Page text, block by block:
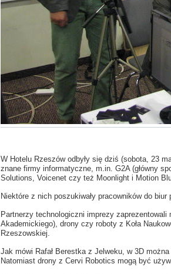
W Hotelu Rzeszów odbyły się dziś (sobota, 23
znane firmy informatyczne, m.in. G2A (główny
Solutions, Voicenet czy też Moonlight i Motion
Niektóre z nich poszukiwały pracowników do
Partnerzy technologiczni imprezy
Akademickiego), drony czy roboty z Koła
Rzeszowskiej.
Jak mówi Rafał Berestka z Jelweku, w 3D
Natomiast drony z Cervi Robotics mogą być